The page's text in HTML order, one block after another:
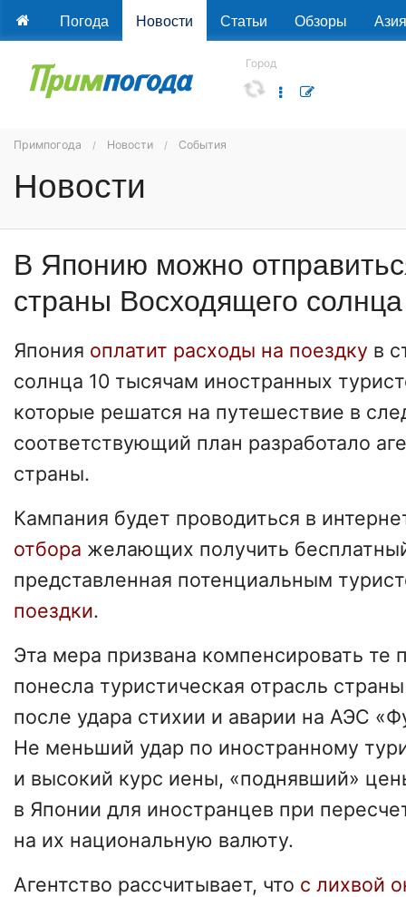
Погода Новости Статьи Обзоры Азия
Город
Примпогода Новости События
Новости
В Японию можно
страны Восходящего солнца
Япония оплатит расходы на поездку в
солнца 10 тысячам иностранных
которые решатся на путешествие в
соответствующий план разработало
страны.
Кампания будет проводиться в
отбора желающих получить
представленная потенциальным
поездки.
Эта мера призвана компенсировать те
понесла туристическая отрасль
после удара стихии и аварии на АЭС
Не меньший удар по иностранному
и высокий курс иены, «поднявший»
в Японии для иностранцев при
на их национальную валюту.
Агентство рассчитывает, что с лихвой